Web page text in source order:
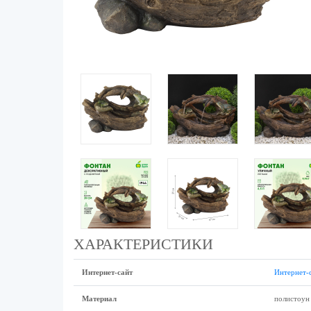
ХАРАКТЕРИСТИКИ
Интернет-сайт Интернет-
Материал полистоун